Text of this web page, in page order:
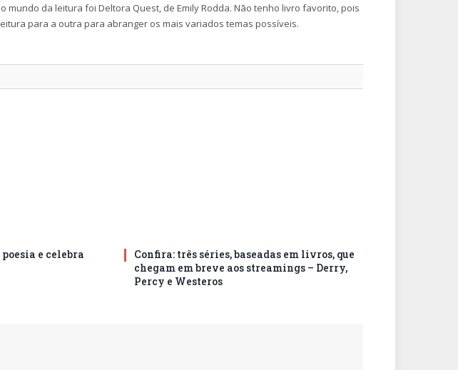
da leitura foi Deltora Quest, de Emily Rodda. Não tenho livro favorito, pois
para a outra para abranger os mais variados temas possíveis.
e celebra
Confira: três séries, baseadas em livros, que
chegam em breve aos streamings – Derry,
Percy e Westeros